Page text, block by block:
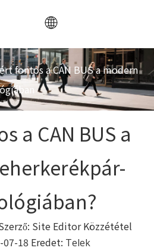
fontos a CAN BUS a modern
a CAN BUS a
Site Editor Közzététel
18 Eredet: Telek